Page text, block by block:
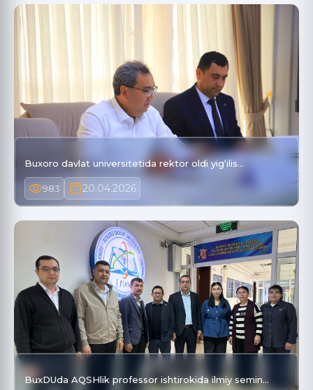
Buxoro davlat universitetida rektor oldi yig‘ilis…
983 20.04.2026
BuxDUda AQSHlik professor ishtirokida ilmiy semin…